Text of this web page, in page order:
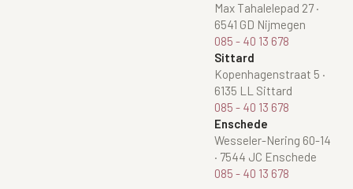
Max Tahalelepad 27·
6541 GD Nijmegen
085 - 40 13 678
Sittard
Kopenhagenstraat 5 ·
6135 LL Sittard
085 - 40 13 678
Enschede
Wesseler-Nering 60-14
· 7544 JC Enschede
085 - 40 13 678